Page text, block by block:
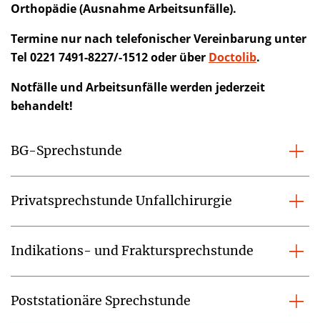
Orthopädie (Ausnahme Arbeitsunfälle).
Termine nur nach telefonischer Vereinbarung unter
Tel 0221 7491-8227/-1512 oder über Doctolib.
Notfälle und Arbeitsunfälle werden jederzeit
behandelt!
BG-Sprechstunde
Privatsprechstunde Unfallchirurgie
Indikations- und Fraktursprechstunde
Poststationäre Sprechstunde